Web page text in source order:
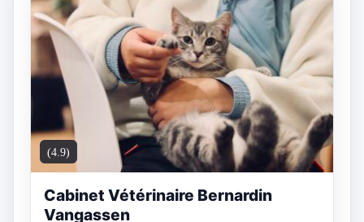
(4.9)
Cabinet Vétérinaire Bernardin
Vangassen